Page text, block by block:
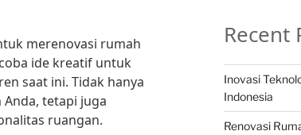
merenovasi rumah
ide kreatif untuk
saat ini. Tidak hanya
tetapi juga
ruangan.
Recent
Inovasi
Indonesia
Renovasi